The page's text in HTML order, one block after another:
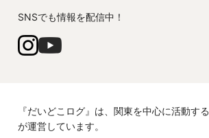
SNSでも情報を配信中！
『だいどこログ』は、関東を中心に活動す
が運営しています。